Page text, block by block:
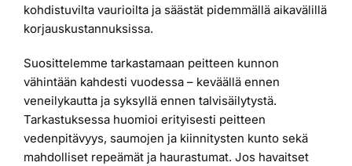
kohdistuvilta vaurioilta ja säästät pidemmällä aikavälillä
korjauskustannuksissa.
Suosittelemme tarkastamaan peitteen kunnon
vähintään kahdesti vuodessa – keväällä ennen
veneilykautta ja syksyllä ennen talvisäilytystä.
Tarkastuksessa huomioi erityisesti peitteen
vedenpitävyys, saumojen ja kiinnitysten kunto sekä
mahdolliset repeämät ja haurastumat. Jos havaitset